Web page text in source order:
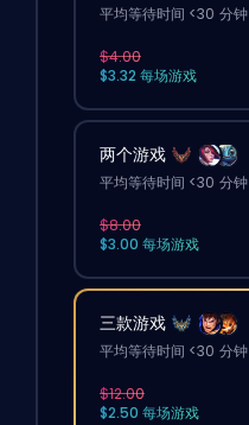
平均等待时间 <30 分钟
$4.00
$3.32 每场游戏
两个游戏
平均等待时间 <30 分钟
$8.00
$3.00 每场游戏
三款游戏
平均等待时间 <30 分钟
$12.00
$2.50 每场游戏